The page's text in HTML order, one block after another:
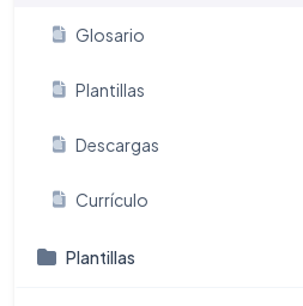
Glosario
Plantillas
Descargas
Currículo
Plantillas